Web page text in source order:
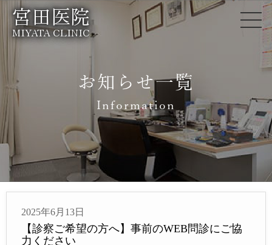
宮田医院
MIYATA CLINIC
お知らせ一覧
Information
2025年6月13日
【診察ご希望の方へ】事前のWEB問診にご協
力ください